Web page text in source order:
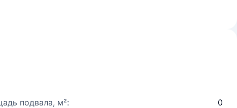
подвала, м²: 0